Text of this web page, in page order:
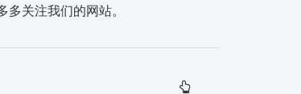
关注我们的网站。